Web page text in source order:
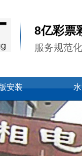
8亿彩票
服务规范
安装